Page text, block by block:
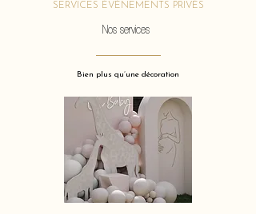
SERVICES ÉVÈNEMENTS PRIVÉS
Nos services
Bien plus qu’une décoration